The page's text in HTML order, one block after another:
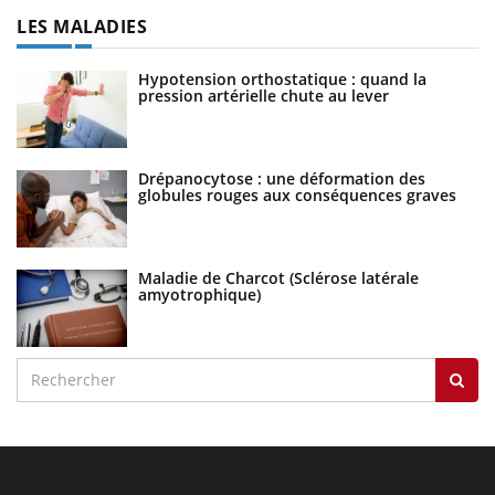
LES MALADIES
Hypotension orthostatique : quand la
pression artérielle chute au lever
Drépanocytose : une déformation des
globules rouges aux conséquences graves
Maladie de Charcot (Sclérose latérale
amyotrophique)